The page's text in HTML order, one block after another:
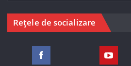
Rețele de socializare